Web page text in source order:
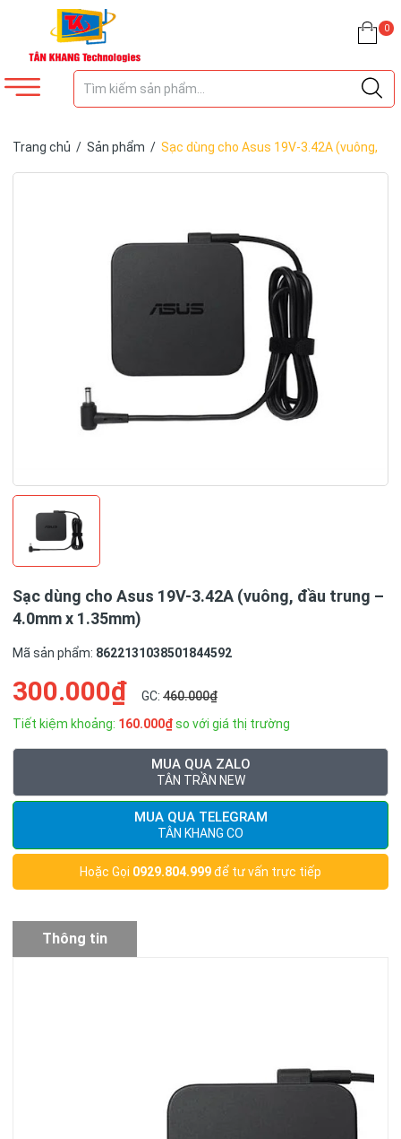
0
Trang chủ / Sản phẩm / Sạc dùng cho Asus 19V-3.42A (vuông,
Sạc dùng cho Asus 19V-3.42A (vuông, đầu trung –
4.0mm x 1.35mm)
Mã sản phẩm: 8622131038501844592
300.000₫ GC: 460.000₫
Tiết kiệm khoảng: 160.000₫so với giá thị trường
MUA QUA ZALO
TÂN TRẦN NEW
MUA QUA TELEGRAM
TÂN KHANG CO
Hoặc Gọi 0929.804.999để tư vấn trực tiếp
Thông tin